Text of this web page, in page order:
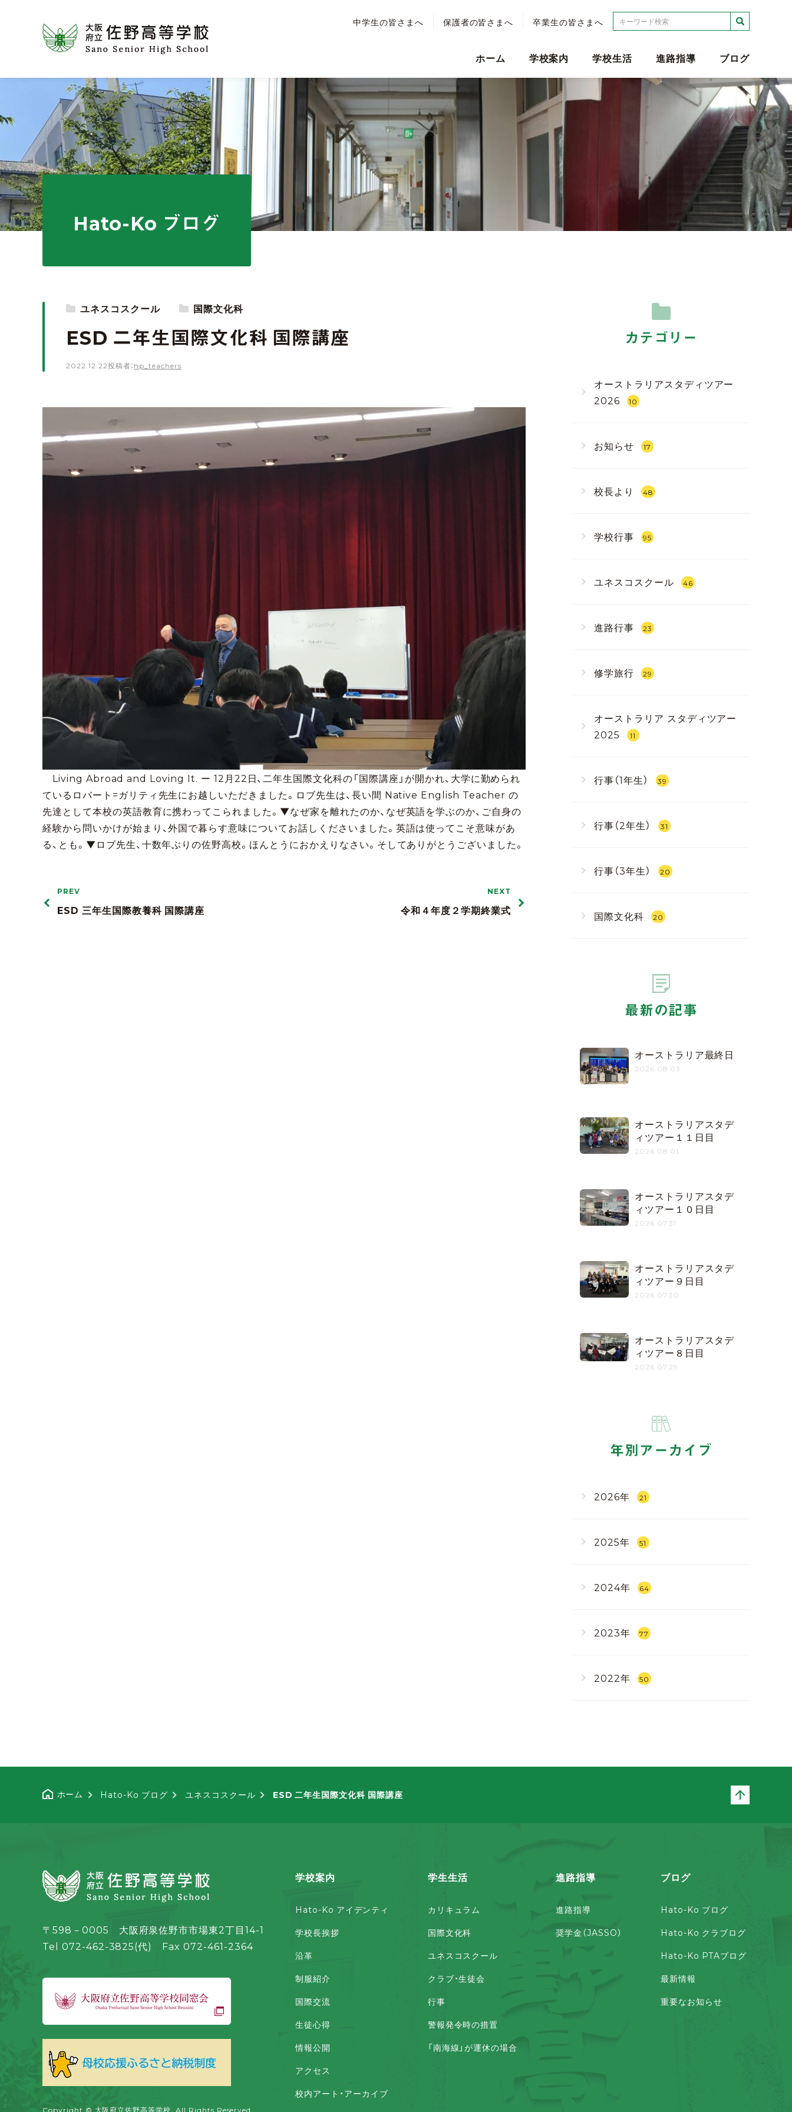
中学生の皆さまへ 保護者の皆さまへ 卒業生の皆さまへ 検索
ホーム 学校案内 学校生活 進路指導 ブログ
Hato-Ko ブログ
ユネスコスクール 国際文化科
ESD 二年生国際文化科 国際講座
2022.12.22投稿者：hp_teachers
Living Abroad and Loving It. ー 12月22日、二年生国際文化科の「国際講座」が開かれ、大学に勤められ
ているロバート=ガリティ先生にお越しいただきました。ロブ先生は、長い間 Native English Teacher の
先達として本校の英語教育に携わってこられました。▼なぜ家を離れたのか、なぜ英語を学ぶのか、ご自身の
経験から問いかけが始まり、外国で暮らす意味についてお話しくださいました。英語は使ってこそ意味があ
る、とも。▼ロブ先生、十数年ぶりの佐野高校。ほんとうにおかえりなさい。そしてありがとうございました。
PREV
ESD 三年生国際教養科 国際講座
NEXT
令和４年度２学期終業式
カテゴリー
オーストラリアスタディツアー
2026
10
お知らせ 17
校長より 48
学校行事 95
ユネスコスクール 46
進路行事 23
修学旅行 29
オーストラリア スタディツアー
2025
11
行事（1年生） 39
行事（2年生） 31
行事（3年生） 20
国際文化科 20
最新の記事
オーストラリア最終日
2026.08.03
オーストラリアスタデ
ィツアー１１日目
2026.08.01
オーストラリアスタデ
ィツアー１０日目
2026.07.31
オーストラリアスタデ
ィツアー９日目
2026.07.30
オーストラリアスタデ
ィツアー８日目
2026.07.29
年別アーカイブ
2026年 21
2025年 51
2024年 64
2023年 77
2022年 50
ホーム Hato-Ko ブログ ユネスコスクール ESD 二年生国際文化科 国際講座
学校案内
Hato-Ko アイデンティ
学校長挨拶
沿革
制服紹介
国際交流
生徒心得
情報公開
アクセス
校内アート・アーカイブ
学生生活
カリキュラム
国際文化科
ユネスコスクール
クラブ・生徒会
行事
警報発令時の措置
「南海線」が運休の場合
進路指導
進路指導
奨学金（JASSO）
ブログ
Hato-Ko ブログ
Hato-Ko クラブログ
Hato-Ko PTAブログ
最新情報
重要なお知らせ
〒598－0005 大阪府泉佐野市市場東2丁目14-1
Tel 072-462-3825(代) Fax 072-461-2364
Copyright © 大阪府立佐野高等学校. All Rights Reserved.